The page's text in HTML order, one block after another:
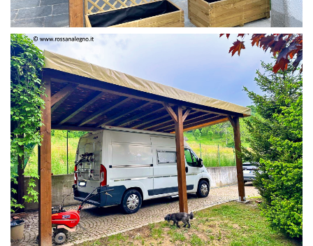
PERGOLA 4 X 3 COLOR MIRTO
COPERTURA CAMPER